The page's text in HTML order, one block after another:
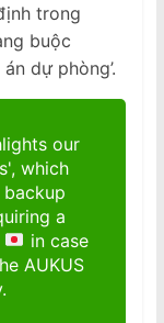
trong
buộc
dự phòng’.
our
which
a
in case
AUKUS